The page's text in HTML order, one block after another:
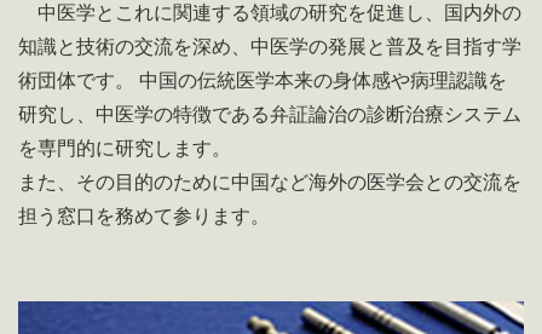
中医学とこれに関連する領域の研究を促進し、国内外の
知識と技術の交流を深め、中医学の発展と普及を目指す学
術団体です。 中国の伝統医学本来の身体感や病理認識を
研究し、中医学の特徴である弁証論治の診断治療システム
を専門的に研究します。
また、その目的のために中国など海外の医学会との交流を
担う窓口を務めて参ります。